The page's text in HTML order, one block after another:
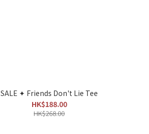
SALE ✦ Friends Don't Lie Tee
HK$188.00
HK$268.00